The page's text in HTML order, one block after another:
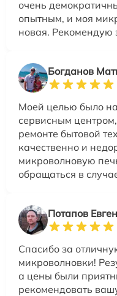
очень
опытным, и моя
новая. Рекомендую
Богданов
Моей целью было
сервисным
ремонте бытовой
качественно и
микроволновую
обращаться в
Потапов
Спасибо за
микроволновки!
а цены были
рекомендовать